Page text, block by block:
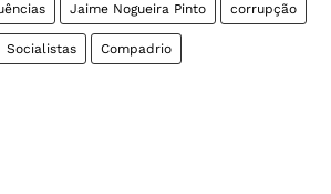
Jaime Nogueira Pinto corrupção
Socialistas Compadrio